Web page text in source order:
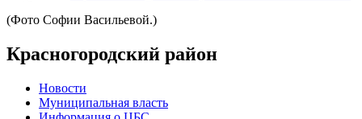
(Фото Софии Васильевой.)
Красногородский район
Новости
Муниципальная власть